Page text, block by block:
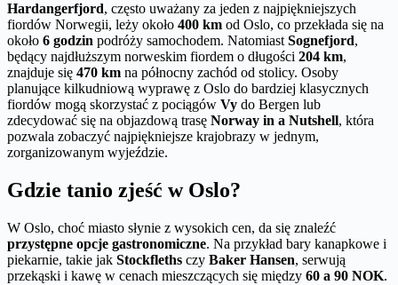
Hardangerfjord, często uważany za jeden z najpiękniejszych
fiordów Norwegii, leży około 400 km od Oslo, co przekłada się na
około 6 godzin podróży samochodem. Natomiast Sognefjord,
będący najdłuższym norweskim fiordem o długości 204 km,
znajduje się 470 km na północny zachód od stolicy. Osoby
planujące kilkudniową wyprawę z Oslo do bardziej klasycznych
fiordów mogą skorzystać z pociągów Vy do Bergen lub
zdecydować się na objazdową trasę Norway in a Nutshell, która
pozwala zobaczyć najpiękniejsze krajobrazy w jednym,
zorganizowanym wyjeździe.
Gdzie tanio zjeść w Oslo?
W Oslo, choć miasto słynie z wysokich cen, da się znaleźć
przystępne opcje gastronomiczne. Na przykład bary kanapkowe i
piekarnie, takie jak Stockfleths czy Baker Hansen, serwują
przekąski i kawę w cenach mieszczących się między 60 a 90 NOK.